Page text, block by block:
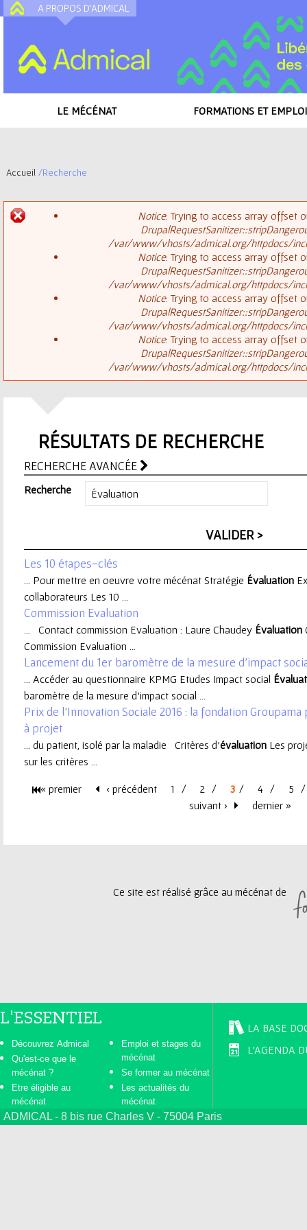
A PROPOS D'ADMICAL
LE MÉCÉNAT FORMATIONS ET
Accueil /Recherche
e
d
r
r
e
u
r
Notice: Trying to access array offset
/var/www/vhosts/admical.org/httpdocs/
Notice: Trying to access array offset
/var/www/vhosts/admical.org/httpdocs/
Notice: Trying to access array offset
/var/www/vhosts/admical.org/httpdocs/
Notice: Trying to access array offset
/var/www/vhosts/admical.org/httpdocs/
RÉSULTATS DE RECHERCHE
RECHERCHE AVANCÉE
Recherche
Les 10 étapes-clés
... Pour mettre en oeuvre votre mécénat Stratégie Évaluation
collaborateurs Les 10 ...
Commission Evaluation
... Contact commission Evaluation : Laure Chaudey Évaluation
Commission Evaluation ...
Lancement du 1er baromètre de la mesure d'impact
... Accéder au questionnaire KPMG Etudes Impact social
baromètre de la mesure d'impact social ...
Prix de l'Innovation Sociale 2016 : la fondation
à projet
... du patient, isolé par la maladie Critères d'évaluation Les
sur les critères ...
« premier ‹ précédent 1 2 3 4
5
suivant ›
dernier »
Ce site est réalisé grâce au mécénat de
L'ESSENTIEL
Découvrez Admical
Qu'est-ce que le
mécénat ?
Etre éligible au
mécénat
Emploi et stages du
mécénat
Se former au mécénat
Les actualités du
mécénat
LA BASE
L'AGENDA
ADMICAL - 8 bis rue Charles V - 75004 Paris